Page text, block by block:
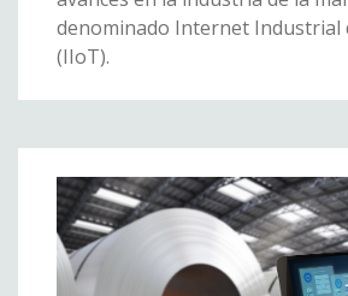
denominado Internet Industrial
(IIoT).